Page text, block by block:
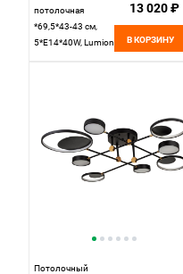
потолочная
*69,5*43-43 см,
5*E14*40W, Lumion
13 020 ₽
В КОРЗИНУ
Потолочный